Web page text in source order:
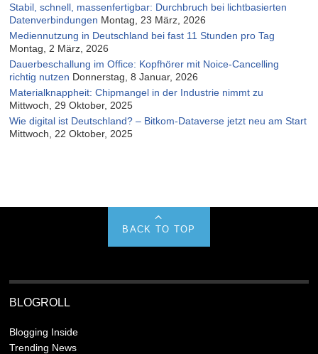
Stabil, schnell, massenfertigbar: Durchbruch bei lichtbasierten
Datenverbindungen Montag, 23 März, 2026
Mediennutzung in Deutschland bei fast 11 Stunden pro Tag
Montag, 2 März, 2026
Dauerbeschallung im Office: Kopfhörer mit Noice-Cancelling
richtig nutzen Donnerstag, 8 Januar, 2026
Materialknappheit: Chipmangel in der Industrie nimmt zu
Mittwoch, 29 Oktober, 2025
Wie digital ist Deutschland? – Bitkom-Dataverse jetzt neu am Start
Mittwoch, 22 Oktober, 2025
BACK TO TOP
BLOGROLL
Blogging Inside
Trending News